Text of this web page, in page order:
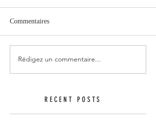
Commentaires
Rédigez un commentaire...
RECENT POSTS